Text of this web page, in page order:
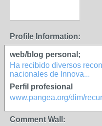
Profile Information:
web/blog personal;
Ha recibido diversos
nacionales de Innova...
Perfil profesional
www.pangea.org/dim/
Comment Wall: